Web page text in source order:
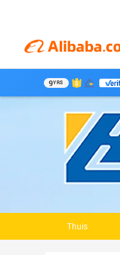
9YRS
Thuis